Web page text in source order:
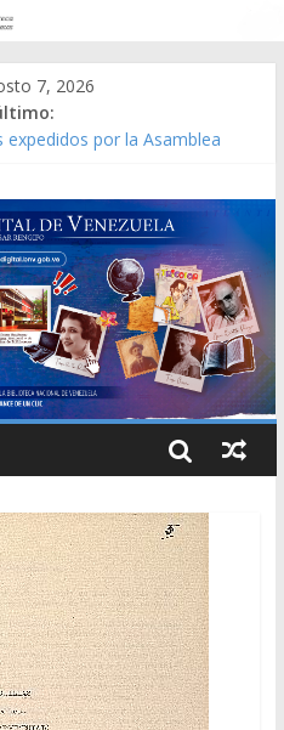
7, 2026
por la Asamblea
gráfico]
Venezuela año CXXXIII Mes V,
38.394
Modesta Bor